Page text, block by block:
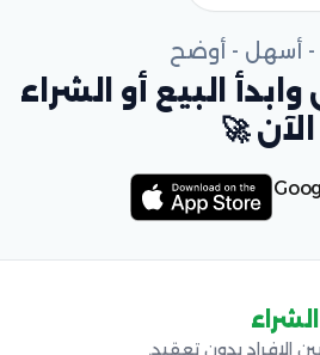
- أسهل - أوضح
البيع أو الشراء
الآن 🚀
الافراد بدون تعقيد.